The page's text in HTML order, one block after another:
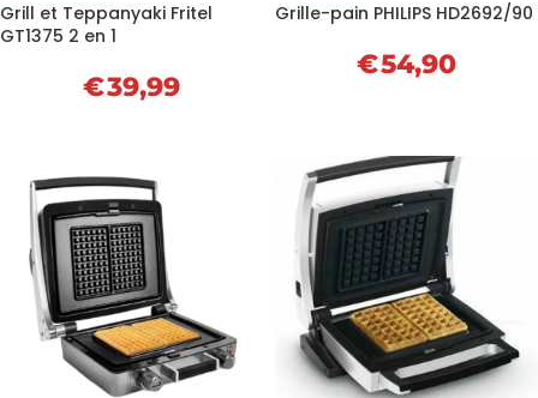
Grill et Teppanyaki Fritel
GT1375 2 en 1
€39,99
Grille-pain PHILIPS HD2692/90
€54,90